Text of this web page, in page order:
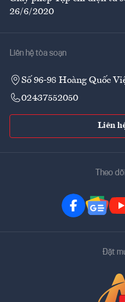
26/6/2020
Liên hệ tòa soạn
Số 96-98 Hoàng Quốc
02437552050
Liên
Theo
Đặt